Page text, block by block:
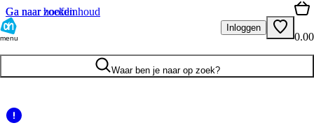
Ga naar hoofdinhoud
Ga naar zoeken
menu
Inloggen
0.00
Waar ben je naar op zoek?